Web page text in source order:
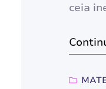
ceia
a